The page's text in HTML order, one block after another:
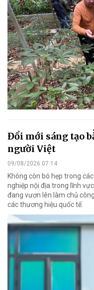
Đổi mới sáng tạo
người Việt
09/08/2026 07:14
Không còn bó hẹp trong
nghiệp nội địa trong lĩnh
đang vươn lên làm chủ
các thương hiệu quốc tế.